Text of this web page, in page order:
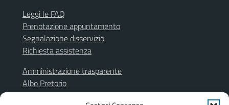
Leggi le FAQ
Prenotazione appuntamento
Segnalazione disservizio
Richiesta assistenza
Amministrazione trasparente
Albo Pretorio
Segnalazione illeciti